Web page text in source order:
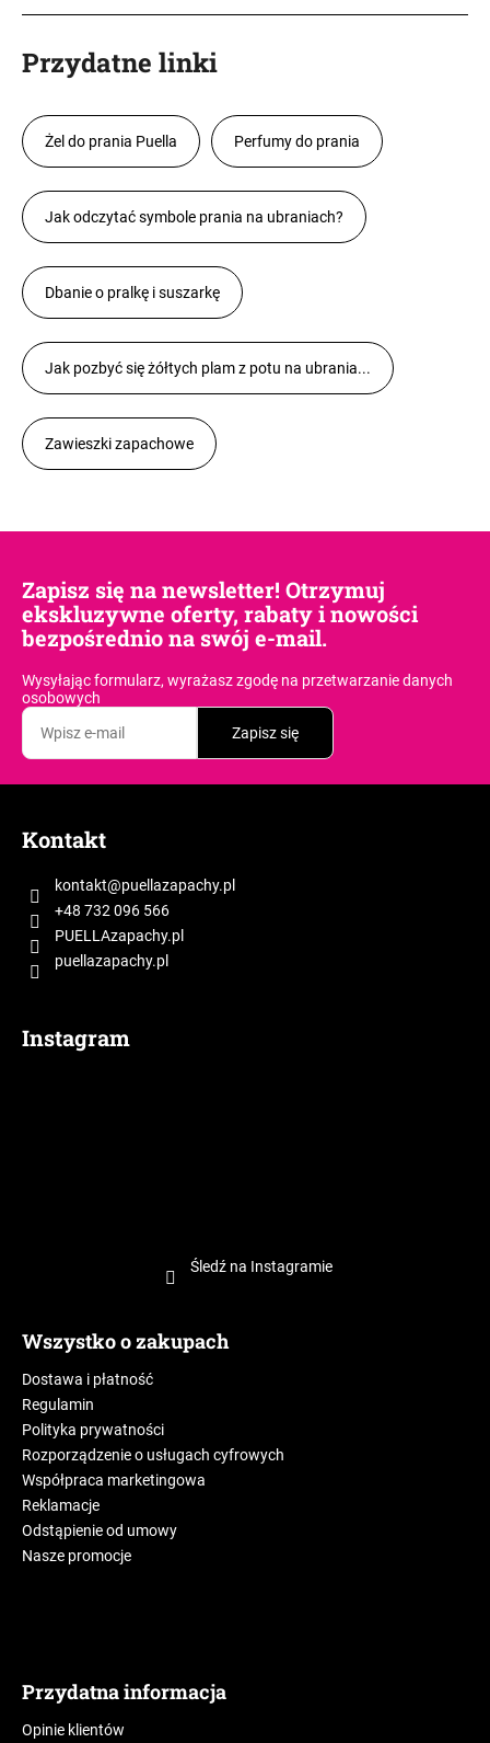
Przydatne linki
Żel do prania Puella Perfumy do prania
Jak odczytać symbole prania na ubraniach?
Dbanie o pralkę i suszarkę
Jak pozbyć się żółtych plam z potu na ubrania...
Zawieszki zapachowe
Zapisz się na newsletter! Otrzymuj
ekskluzywne oferty, rabaty i nowości
bezpośrednio na swój e-mail.
Wysyłając formularz, wyrażasz zgodę na przetwarzanie danych
osobowych
Zapisz się
Kontakt
kontakt@puellazapachy.pl
+48 732 096 566
PUELLAzapachy.pl
puellazapachy.pl
Instagram
Śledź na Instagramie
Wszystko o zakupach
Dostawa i płatność
Regulamin
Polityka prywatności
Rozporządzenie o usługach cyfrowych
Współpraca marketingowa
Reklamacje
Odstąpienie od umowy
Nasze promocje
Przydatna informacja
Opinie klientów